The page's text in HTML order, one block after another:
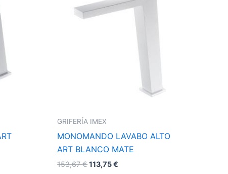
GRIFERÍA IMEX
MONOMANDO LAVABO ALTO
ART BLANCO MATE
153,67€
153,67 €.
113,75€
113,75 €.